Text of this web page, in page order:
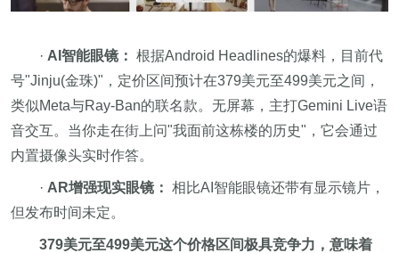
· AI智能眼镜： 根据Android Headlines的爆料，目前代
号"Jinju(金珠)"，定价区间预计在379美元至499美元之间，
类似Meta与Ray-Ban的联名款。无屏幕，主打Gemini Live语
音交互。当你走在街上问"我面前这栋楼的历史"，它会通过
内置摄像头实时作答。
· AR增强现实眼镜： 相比AI智能眼镜还带有显示镜片，
但发布时间未定。
379美元至499美元这个价格区间极具竞争力，意味着